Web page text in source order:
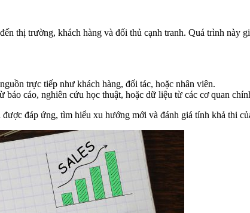
thị trường, khách hàng và đối thủ cạnh tranh. Quá trình này
trực tiếp như khách hàng, đối tác, hoặc nhân viên.
báo cáo, nghiên cứu học thuật, hoặc dữ liệu từ các cơ quan
đáp ứng, tìm hiểu xu hướng mới và đánh giá tính khả thi